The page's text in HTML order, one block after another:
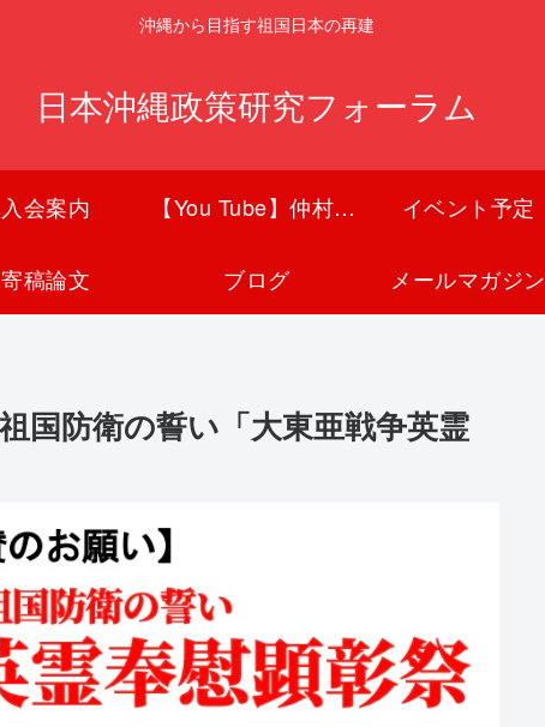
沖縄から目指す祖国日本の再建
日本沖縄政策研究フォーラム
入会案内 【You Tube】仲村覚チャンネル イベント予定
寄稿論文 ブログ メールマガジン
国防衛の誓い「大東亜戦争英霊